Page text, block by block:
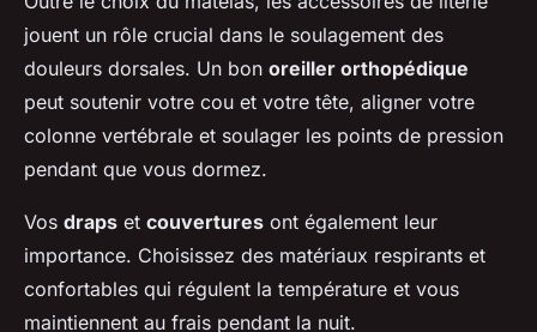
jouent un rôle crucial dans le soulagement des
douleurs dorsales. Un bon oreiller orthopédique
peut soutenir votre cou et votre tête, aligner votre
colonne vertébrale et soulager les points de pression
pendant que vous dormez.
Vos draps et couvertures ont également leur
importance. Choisissez des matériaux respirants et
confortables qui régulent la température et vous
maintiennent au frais pendant la nuit.